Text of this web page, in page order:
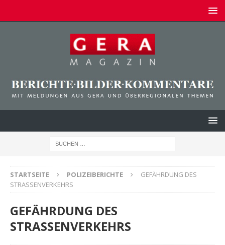
STARTSEITE POLIZEIBERICHTE
GEFÄHRDUNG DES
STRASSENVERKEHRS
GEFÄHRDUNG DES
STRASSENVERKEHRS